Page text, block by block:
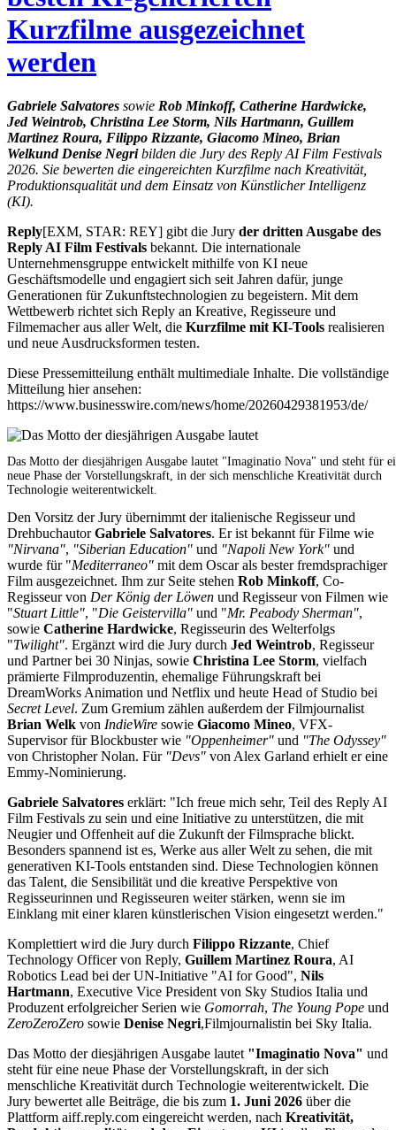
Kurzfilme ausgezeichnet
werden
Gabriele Salvatores sowie Rob Minkoff, Catherine Hardwicke,
Jed Weintrob, Christina Lee Storm, Nils Hartmann, Guillem
Martinez Roura, Filippo Rizzante, Giacomo Mineo, Brian
Welkund Denise Negribilden die Jury des Reply AI Film Festivals
2026. Sie bewerten die eingereichten Kurzfilme nach Kreativität,
Produktionsqualität und dem Einsatz von Künstlicher Intelligenz
(KI).
Reply[EXM, STAR: REY] gibt die Jury der dritten Ausgabe des
Reply AI Film Festivals bekannt. Die internationale
Unternehmensgruppe entwickelt mithilfe von KI neue
Geschäftsmodelle und engagiert sich seit Jahren dafür, junge
Generationen für Zukunftstechnologien zu begeistern. Mit dem
Wettbewerb richtet sich Reply an Kreative, Regisseure und
Filmemacher aus aller Welt, die Kurzfilme mit KI-Tools realisieren
und neue Ausdrucksformen testen.
Diese Pressemitteilung enthält multimediale Inhalte. Die vollständige
Mitteilung hier ansehen:
https://www.businesswire.com/news/home/20260429381953/de/
Das Motto der diesjährigen Ausgabe lautet "Imaginatio Nova" und steht für
neue Phase der Vorstellungskraft, in der sich menschliche Kreativität durch
Technologie weiterentwickelt.
Den Vorsitz der Jury übernimmt der italienische Regisseur und
DrehbuchautorGabriele Salvatores. Er ist bekannt für Filme wie
"Nirvana", "Siberian Education" und "Napoli New York" und
wurde für "Mediterraneo" mit dem Oscar als bester fremdsprachiger
Film ausgezeichnet. Ihm zur Seite stehen Rob Minkoff, Co-
Regisseur von Der König der Löwen und Regisseur von Filmen wie
"Stuart Little", "Die Geistervilla" und "Mr. Peabody Sherman",
sowie Catherine Hardwicke, Regisseurin des Welterfolgs
"Twilight". Ergänzt wird die Jury durch Jed Weintrob, Regisseur
und Partner bei 30 Ninjas, sowie Christina Lee Storm, vielfach
prämierte Filmproduzentin, ehemalige Führungskraft bei
DreamWorks Animation und Netflix und heute Head of Studio bei
Secret Level. Zum Gremium zählen außerdem der Filmjournalist
Brian Welk von IndieWire sowie Giacomo Mineo, VFX-
Supervisor für Blockbuster wie "Oppenheimer" und "The Odyssey"
von Christopher Nolan. Für "Devs" von Alex Garland erhielt er eine
Emmy-Nominierung.
Gabriele Salvatores erklärt: "Ich freue mich sehr, Teil des Reply AI
Film Festivals zu sein und eine Initiative zu unterstützen, die mit
Neugier und Offenheit auf die Zukunft der Filmsprache blickt.
Besonders spannend ist es, Werke aus aller Welt zu sehen, die mit
generativen KI-Tools entstanden sind. Diese Technologien können
das Talent, die Sensibilität und die kreative Perspektive von
Regisseurinnen und Regisseuren weiter stärken, wenn sie im
Einklang mit einer klaren künstlerischen Vision eingesetzt werden."
Komplettiert wird die Jury durch Filippo Rizzante, Chief
Technology Officer von Reply, Guillem Martinez Roura, AI
Robotics Lead bei der UN-Initiative "AI for Good", Nils
Hartmann, Executive Vice President von Sky Studios Italia und
Produzent erfolgreicher Serien wie Gomorrah, The Young Pope und
ZeroZeroZero sowie Denise Negri,Filmjournalistin bei Sky Italia.
Das Motto der diesjährigen Ausgabe lautet "Imaginatio Nova" und
steht für eine neue Phase der Vorstellungskraft, in der sich
menschliche Kreativität durch Technologie weiterentwickelt. Die
Jury bewertet alle Beiträge, die bis zum 1. Juni 2026 über die
Plattform aiff.reply.com eingereicht werden, nach Kreativität,